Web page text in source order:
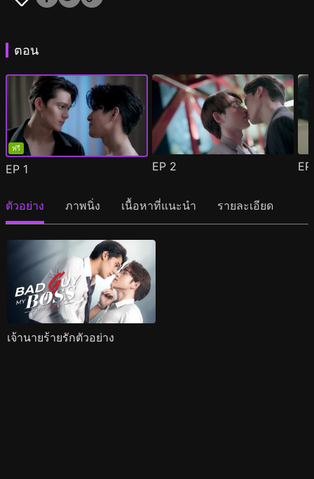
ตอน
ฟรี
EP 1 EP 2
ตัวอย่าง ภาพนิ่ง เนื้อหาที่แนะนำ รายละเอียด
เจ้านายร้ายรักตัวอย่าง